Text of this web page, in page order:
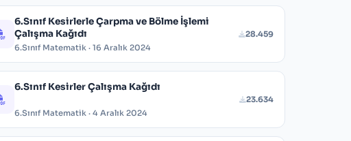
6.Sınıf Kesirlerle Çarpma ve Bölme İşlemi
Çalışma Kağıdı
6.Sınıf Matematik · 16 Aralık 2024
28.459
6.Sınıf Kesirler Çalışma Kağıdı
6.Sınıf Matematik · 4 Aralık 2024
23.634